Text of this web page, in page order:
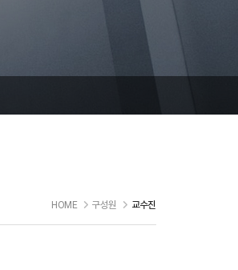
HOME 구성원 교수진